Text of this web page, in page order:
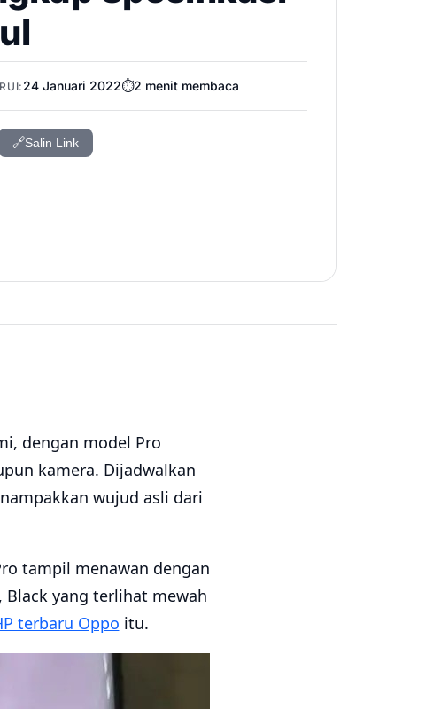
24 Januari 2022⏱️2 menit membaca
🔗Salin Link
dengan model Pro
kamera. Dijadwalkan
wujud asli dari
tampil menawan dengan
yang terlihat mewah
terbaru Oppo itu.